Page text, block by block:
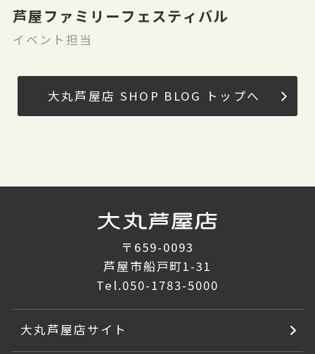
芦屋ファミリーフェスティバル
イベント担当
大丸芦屋店 SHOP BLOG トップへ
〒659-0093
芦屋市船戸町1-31
Tel.050-1783-5000
大丸芦屋店サイト